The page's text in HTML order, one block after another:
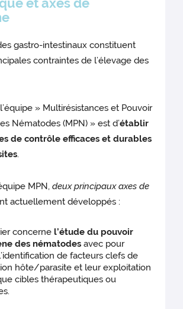
gastro-intestinaux constituent
contraintes de l’élevage des
» Multirésistances et Pouvoir
Nématodes (MPN) » est d’établir
de contrôle efficaces et durables
.
MPN,deux principaux axes de
actuellement développés :
concerne l’étude du pouvoir
des nématodes avec pour
de facteurs clefs de
hôte/parasite et leur exploitation
cibles thérapeutiques ou